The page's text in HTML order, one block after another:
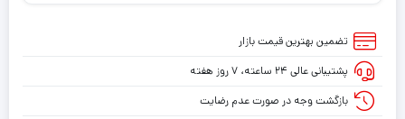
تضمین بهترین قیمت بازار
پشتیبانی عالی ۲۴ ساعته، ۷ روز هفته
بازگشت وجه در صورت عدم رضایت